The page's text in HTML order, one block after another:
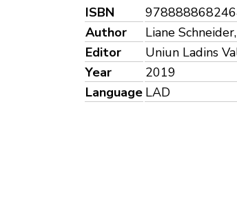
ISBN
Author
Liane
Editor
Uniun Ladins
Year
2019
Language LAD